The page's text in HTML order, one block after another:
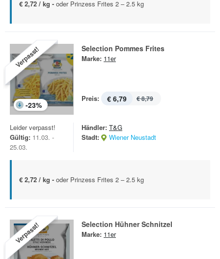
€ 2,72 / kg - oder Prinzess Frites 2 – 2.5 kg
Verpasst!
-23%
Selection Pommes Frites
Marke: 11er
Preis: € 6,79 € 8,79
Leider verpasst!
Gültig: 11.03. -
25.03.
Händler: T&G
Stadt:
Wiener Neustadt
€ 2,72 / kg - oder Prinzess Frites 2 – 2.5 kg
Verpasst! Selection Hühner Schnitzel
Marke: 11er